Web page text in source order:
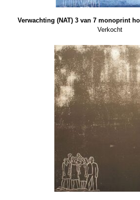
Verwachting (NAT) 3 van 7 monoprint
Verkocht